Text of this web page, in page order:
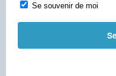
Se souvenir de moi